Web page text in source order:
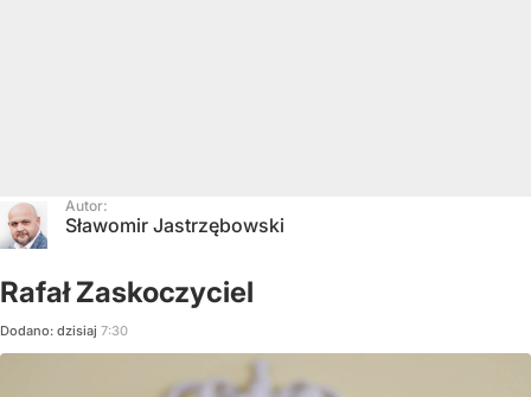
Autor:
Sławomir Jastrzębowski
Rafał Zaskoczyciel
Dodano: dzisiaj 7:30